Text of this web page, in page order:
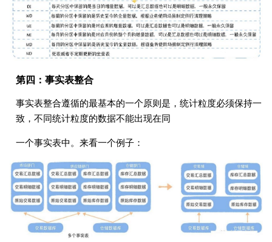
第四：事实表整合
事实表整合遵循的最基本的⼀个原则是，统计粒度必须保持⼀
致，不同统计粒度的数据不能出现在同
⼀个事实表中。来看⼀个例⼦：